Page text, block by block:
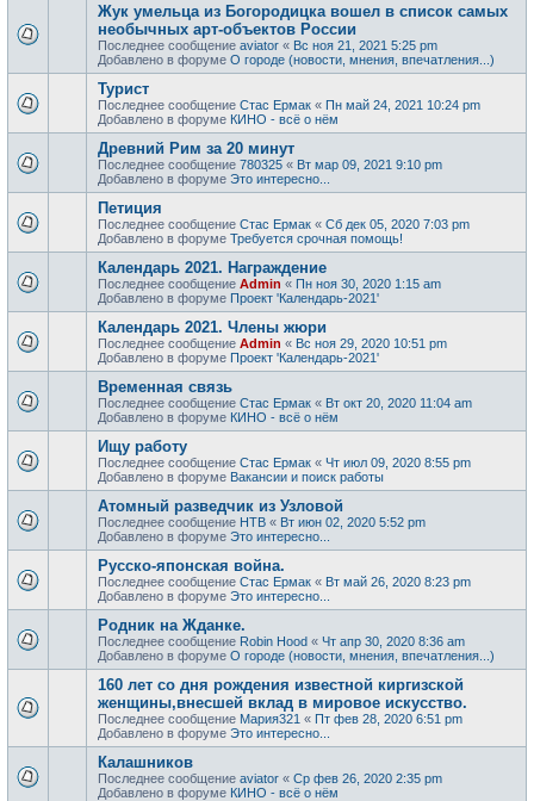
Жук умельца из Богородицка вошел в список самых
необычных арт-объектов России
Последнее сообщение aviator « Вс ноя 21, 2021 5:25 pm
Добавлено в форуме О городе (новости, мнения, впечатления...)
Турист
Последнее сообщение Стас Ермак « Пн май 24, 2021 10:24 pm
Добавлено в форуме КИНО - всё о нём
Древний Рим за 20 минут
Последнее сообщение 780325 « Вт мар 09, 2021 9:10 pm
Добавлено в форуме Это интересно...
Петиция
Последнее сообщение Стас Ермак « Сб дек 05, 2020 7:03 pm
Добавлено в форуме Требуется срочная помощь!
Календарь 2021. Награждение
Последнее сообщение Admin « Пн ноя 30, 2020 1:15 am
Добавлено в форуме Проект 'Календарь-2021'
Календарь 2021. Члены жюри
Последнее сообщение Admin « Вс ноя 29, 2020 10:51 pm
Добавлено в форуме Проект 'Календарь-2021'
Временная связь
Последнее сообщение Стас Ермак « Вт окт 20, 2020 11:04 am
Добавлено в форуме КИНО - всё о нём
Ищу работу
Последнее сообщение Стас Ермак « Чт июл 09, 2020 8:55 pm
Добавлено в форуме Вакансии и поиск работы
Атомный разведчик из Узловой
Последнее сообщение НТВ « Вт июн 02, 2020 5:52 pm
Добавлено в форуме Это интересно...
Русско-японская война.
Последнее сообщение Стас Ермак « Вт май 26, 2020 8:23 pm
Добавлено в форуме Это интересно...
Родник на Жданке.
Последнее сообщение Robin Hood « Чт апр 30, 2020 8:36 am
Добавлено в форуме О городе (новости, мнения, впечатления...)
160 лет со дня рождения известной киргизской
женщины,внесшей вклад в мировое искусство.
Последнее сообщение Мария321 « Пт фев 28, 2020 6:51 pm
Добавлено в форуме Это интересно...
Калашников
Последнее сообщение aviator « Ср фев 26, 2020 2:35 pm
Добавлено в форуме КИНО - всё о нём